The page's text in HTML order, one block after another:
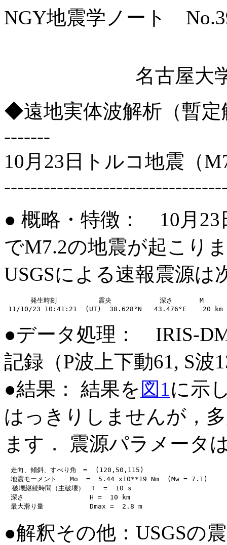
NGY地震学ノート
名古屋大
◆遠地実体波解析（暫
-------
10月23日トルコ地震（
● 概略・特徴： 10月23
でM7.2の地震が起こり
USGSによる速報震源は
発生時刻　　       震央　　       　深さ　     M
●データ処理： IRIS-
記録（P波上下動61, S
●結果： 結果を 図1に示
はっきりしませんが，
ます． 震源パラメータ
走向、傾斜、すべり角　=  (120,50,115)
地震モーメント　　Mo  =  5.44 x10**19 Nm  (Mw = 7.1)
  破壊継続時間（主破壊）　T  =  10 s
深さ　　　　　　　　　　H =  10 km
●解釈その他：USGSの